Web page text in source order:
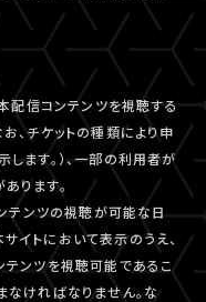
配信コンテンツを視聴する
、チケットの種類により申
ます。）、一部の利用者が
ります。
テンツの視聴が可能な日
イトにおいて表示のうえ、
テンツを視聴可能であるこ
なければなりません。な